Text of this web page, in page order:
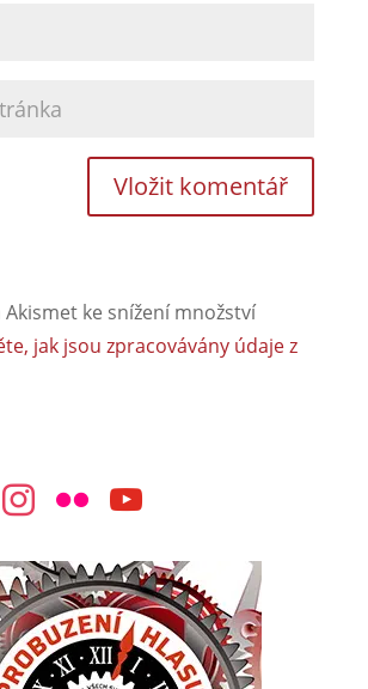
ke snížení množství
jak jsou zpracovávány údaje z
instagram
flickr youtube